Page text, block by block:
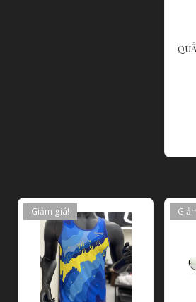
Giảm giá!